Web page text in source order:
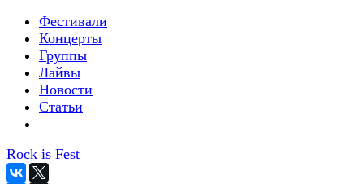
Фестивали
Концерты
Группы
Лайвы
Новости
Статьи
Rock is Fest